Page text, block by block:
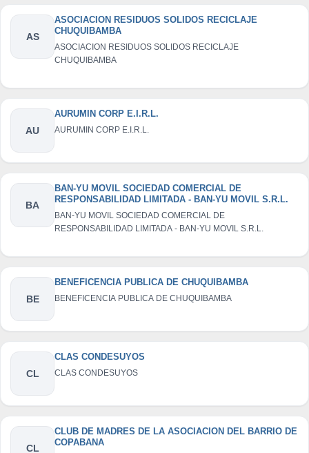
AS
ASOCIACION RESIDUOS SOLIDOS RECICLAJE
CHUQUIBAMBA
ASOCIACION RESIDUOS SOLIDOS RECICLAJE
CHUQUIBAMBA
AU
AURUMIN CORP E.I.R.L.
AURUMIN CORP E.I.R.L.
BA
BAN-YU MOVIL SOCIEDAD COMERCIAL DE
RESPONSABILIDAD LIMITADA - BAN-YU MOVIL S.R.L.
BAN-YU MOVIL SOCIEDAD COMERCIAL DE
RESPONSABILIDAD LIMITADA - BAN-YU MOVIL S.R.L.
BE
BENEFICENCIA PUBLICA DE CHUQUIBAMBA
BENEFICENCIA PUBLICA DE CHUQUIBAMBA
CL
CLAS CONDESUYOS
CLAS CONDESUYOS
CL
CLUB DE MADRES DE LA ASOCIACION DEL BARRIO DE
COPABANA